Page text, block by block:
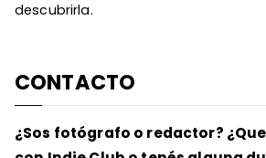
descubrirla.
CONTACTO
¿Sos fotógrafo o redactor?